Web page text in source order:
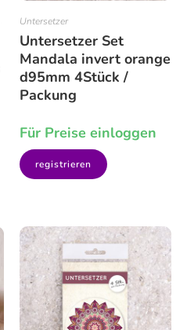
Untersetzer
Untersetzer Set
Mandala invert orange
d95mm 4Stück /
Packung
Für Preise einloggen
registrieren